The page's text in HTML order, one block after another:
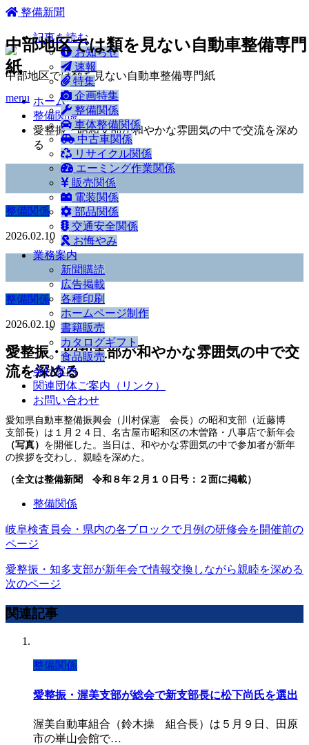
ホーム
記事を読む
お知らせ
速報
特集
企画特集
整備関係
車体整備関係
中古車関係
リサイクル関係
エーミング作業関係
販売関係
電装関係
部品関係
交通安全関係
お悔やみ
業務案内
新聞購読
広告掲載
各種印刷
ホームページ制作
書籍販売
カタログギフト
食品販売
会社案内
関連団体ご案内（リンク）
お問い合わせ
整備新聞
中部地区では類を見ない自動車整備専門
紙
menu
中部地区では類を見ない自動車整備専門紙
ホーム
整備関係
愛整振・昭和支部が和やかな雰囲気の中で交流を深め
る
整備関係
2026.02.10
整備関係
2026.02.10
愛整振・昭和支部が和やかな雰囲気の中で交
流を深める
愛知県自動車整備振興会（川村保憲 会長）の昭和支部（近藤博
支部長）は１月２４日、名古屋市昭和区の木曽路・八事店で新年会
（写真） を開催した。当日は、和やかな雰囲気の中で参加者が新年
の挨拶を交わし、親睦を深めた。
（全文は整備新聞 令和８年２月１０日号：２面に掲載）
整備関係
岐阜検査員会・県内の各ブロックで月例の研修会を開催前の
ページ
愛整振・知多支部が新年会で情報交換しながら親睦を深める
次のページ
関連記事
整備関係
愛整振・渥美支部が総会で新支部長に松下尚氏を選出
渥美自動車組合（鈴木操 組合長）は５月９日、田原
市の崋山会館で…